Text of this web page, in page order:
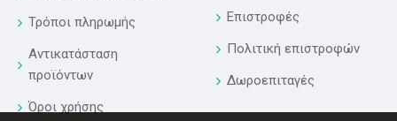
Τρόποι πληρωμής
Αντικατάσταση
προϊόντων
Όροι χρήσης
Επιστροφές
Πολιτική επιστροφών
Δωροεπιταγές